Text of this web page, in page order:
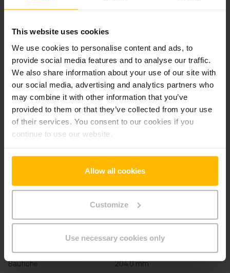
This website uses cookies
We use cookies to personalise content and ads, to
provide social media features and to analyse our traffic.
We also share information about your use of our site with
our social media, advertising and analytics partners who
may combine it with other information that you’ve
provided to them or that they’ve collected from your use
of their services. You consent to our cookies if you
continue to use our website.
Allow all cookies
Customize
Use necessary cookies only
Zusammenfassung der technischen Spezifikationen und
Technische Daten
Batterie Lithium Ionen, 51 V / 390 Ah
Ladegerät Ja, 48 V / 150 A
2021
Hubhöhe 4400 mm
3623 h
Bauhöhe 2040 mm